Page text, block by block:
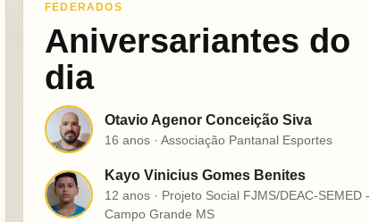
FEDERADOS
Aniversariantes do
dia
O Otavio Agenor Conceição Siva
16 anos · Associação Pantanal Esportes
K
Kayo Vinicius Gomes Benites
12 anos · Projeto Social FJMS/DEAC-SEMED -
Campo Grande MS